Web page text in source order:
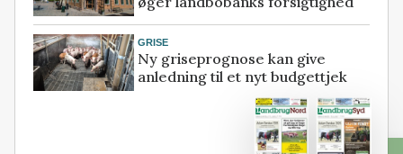
GRISE
Ny griseprognose kan give
anledning til et nyt budgettjek